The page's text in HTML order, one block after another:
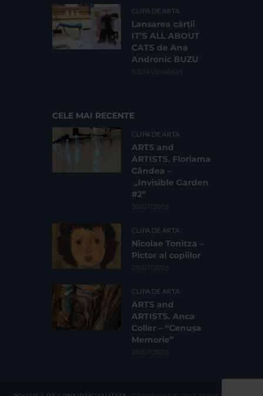
CLIPA DE ARTA
Lansarea cărții
IT’S ALL ABOUT
CATS de Ana
Andronic BUZU
8.034 vizualizari
CELE MAI RECENTE
CLIPA DE ARTA
ARTS and
ARTISTS. Floriama
Cândea –
„Invisible Garden
#2”
30/07/2026
CLIPA DE ARTA
Nicolae Tonitza –
Pictor al copiilor
29/07/2026
CLIPA DE ARTA
ARTS and
ARTISTS. Anca
Coller – “Cenușa
Memorie”
28/07/2026